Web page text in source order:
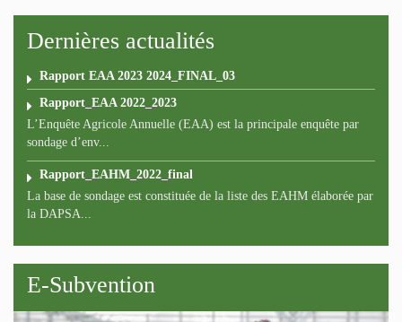
Dernières actualités
Rapport EAA 2023 2024_FINAL_03
Rapport_EAA 2022_2023
L’Enquête Agricole Annuelle (EAA) est la principale enquête par
sondage d’env...
Rapport_EAHM_2022_final
La base de sondage est constituée de la liste des EAHM élaborée par
la DAPSA...
E-Subvention